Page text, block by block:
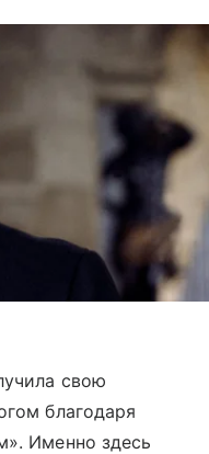
свою
благодаря
Именно здесь